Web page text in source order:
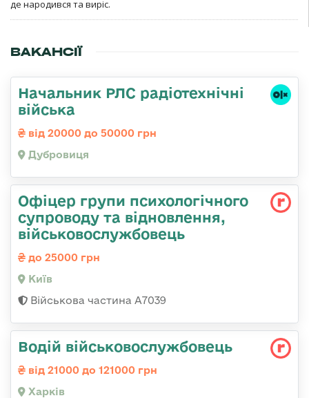
де народився та виріс.
ВАКАНСІЇ
Начальник РЛС радіотехнічні
війська
від 20000 до 50000 грн
Дубровиця
Офіцер групи психологічного
супроводу та відновлення,
військовослужбовець
до 25000 грн
Київ
Військова частина А7039
Водій військовослужбовець
від 21000 до 121000 грн
Харків